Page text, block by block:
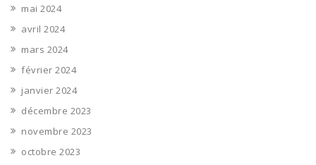
mai 2024
avril 2024
mars 2024
février 2024
janvier 2024
décembre 2023
novembre 2023
octobre 2023